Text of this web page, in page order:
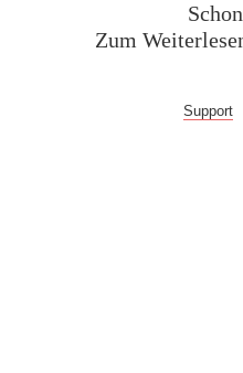
Zum
Support